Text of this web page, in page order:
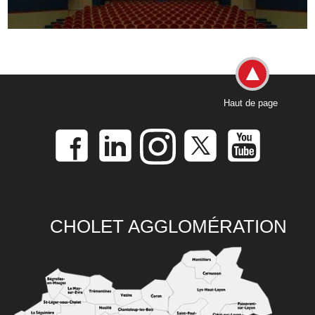
Haut de page
CHOLET AGGLOMÉRATION